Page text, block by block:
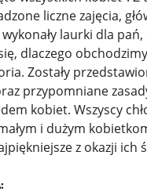
liczne zajęcia,
laurki dla
dlaczego
Zostały
przypomniane
kobiet. Wszyscy
i dużym
z okazji ich